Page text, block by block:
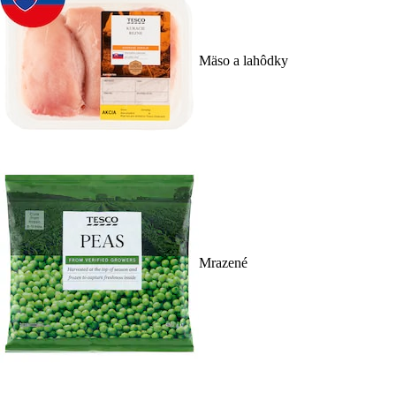
Mäso a lahôdky
Mrazené